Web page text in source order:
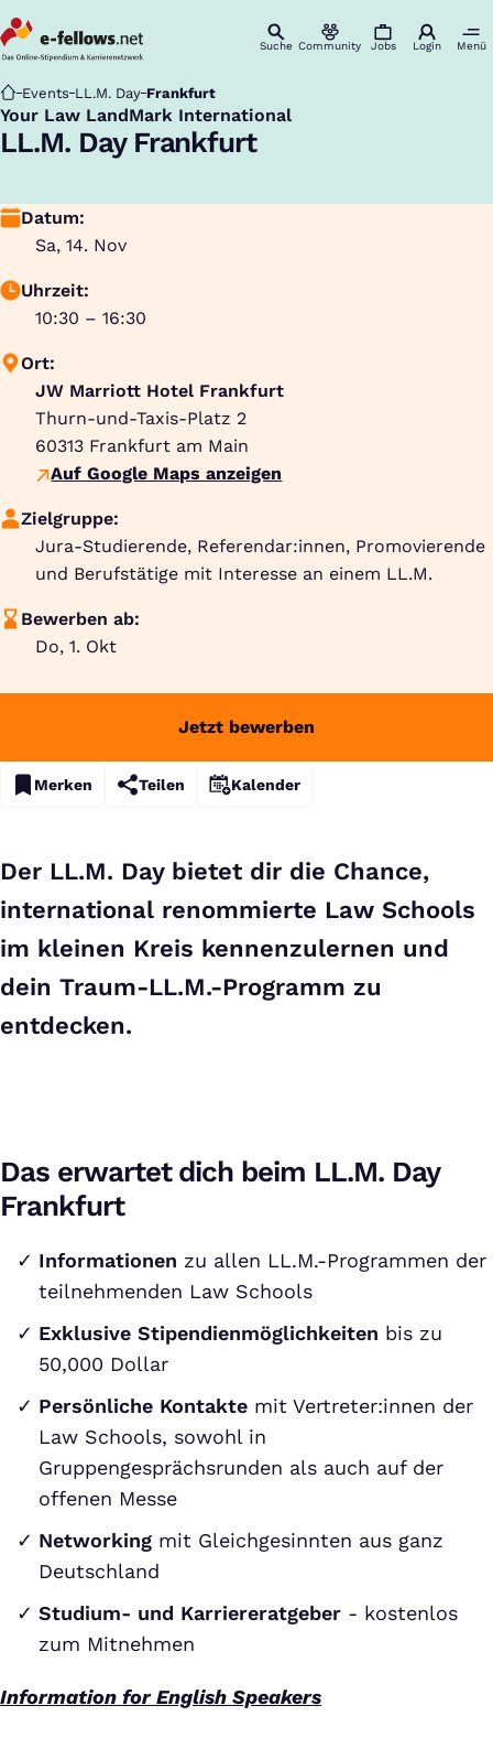
Suche Community Jobs Login Menü
Startseite
Events LL.M. Day Frankfurt
Your Law LandMark International
:
LL.M. Day Frankfurt
Datum:
Sa, 14. Nov
Uhrzeit:
10:30 – 16:30
Ort:
JW Marriott Hotel Frankfurt
Thurn-und-Taxis-Platz 2
60313 Frankfurt am Main
Auf Google Maps anzeigen
Zielgruppe:
Jura-Studierende, Referendar:innen, Promovierende
und Berufstätige mit Interesse an einem LL.M.
Bewerben ab:
Do, 1. Okt
Jetzt bewerben
Merken Teilen Kalender
Der LL.M. Day bietet dir die Chance,
international renommierte Law Schools
im kleinen Kreis kennenzulernen und
dein Traum-LL.M.-Programm zu
entdecken.
Das erwartet dich beim LL.M. Day
Frankfurt
Informationen zu allen LL.M.-Programmen der
teilnehmenden Law Schools
Exklusive Stipendienmöglichkeiten bis zu
50,000 Dollar
Persönliche Kontakte mit Vertreter:innen der
Law Schools, sowohl in
Gruppengesprächsrunden als auch auf der
offenen Messe
Networking mit Gleichgesinnten aus ganz
Deutschland
Studium- und Karriereratgeber - kostenlos
zum Mitnehmen
Information for English Speakers